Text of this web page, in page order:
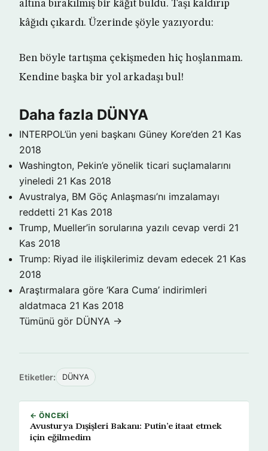
altına bırakılmış bir kâğıt buldu. Taşı kaldırıp
kâğıdı çıkardı. Üzerinde şöyle yazıyordu:
Ben böyle tartışma çekişmeden hiç hoşlanmam.
Kendine başka bir yol arkadaşı bul!
Daha fazla DÜNYA
INTERPOL’ün yeni başkanı Güney Kore’den 21 Kas
2018
Washington, Pekin’e yönelik ticari suçlamalarını
yineledi 21 Kas 2018
Avustralya, BM Göç Anlaşması’nı imzalamayı
reddetti 21 Kas 2018
Trump, Mueller’in sorularına yazılı cevap verdi 21
Kas 2018
Trump: Riyad ile ilişkilerimiz devam edecek 21 Kas
2018
Araştırmalara göre ‘Kara Cuma’ indirimleri
aldatmaca 21 Kas 2018
Tümünü gör DÜNYA →
Etiketler: DÜNYA
← ÖNCEKI
Avusturya Dışişleri Bakanı: Putin’e itaat etmek
için eğilmedim